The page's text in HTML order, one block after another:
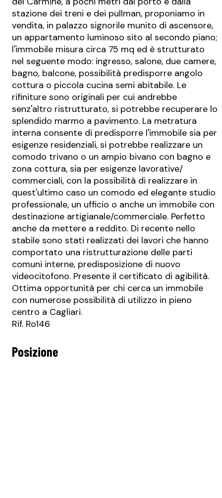
stazione dei treni e dei pullman, proponiamo in
vendita, in palazzo signorile munito di ascensore,
un appartamento luminoso sito al secondo piano;
l'immobile misura circa 75 mq ed è strutturato
nel seguente modo: ingresso, salone, due camere,
bagno, balcone, possibilità predisporre angolo
cottura o piccola cucina semi abitabile. Le
rifiniture sono originali per cui andrebbe
senz'altro ristrutturato, si potrebbe recuperare lo
splendido marmo a pavimento. La metratura
interna consente di predisporre l'immobile sia per
esigenze residenziali, si potrebbe realizzare un
comodo trivano o un ampio bivano con bagno e
zona cottura, sia per esigenze lavorative/
commerciali, con la possibilità di realizzare in
quest'ultimo caso un comodo ed elegante studio
professionale, un ufficio o anche un immobile con
destinazione artigianale/commerciale. Perfetto
anche da mettere a reddito. Di recente nello
stabile sono stati realizzati dei lavori che hanno
comportato una ristrutturazione delle parti
comuni interne, predisposizione di nuovo
videocitofono. Presente il certificato di agibilità.
Ottima opportunità per chi cerca un immobile
con numerose possibilità di utilizzo in pieno
centro a Cagliari.
Rif. Ro146
Posizione